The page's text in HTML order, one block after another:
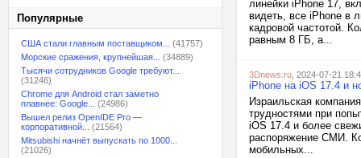
Популярные
США стали главным поставщиком...
(41757)
Морские сражения, крупнейшая...
(34889)
Тысячи сотрудников Google требуют...
(31246)
Chrome для Android стал заметно
плавнее: Google...
(24986)
Вышел релиз OpenIDE Pro —
корпоративной...
(21564)
Mitsubishi начнёт выпускать по 1000...
(21026)
линейки iPhone 17,
видеть, все iPhone в
кадровой частотой.
равным 8 ГБ, а...
3Dnews.ru , 2024-07-21
iPhone на iOS 17.4 и
Израильская
трудностями при
iOS 17.4 и более
распоряжение СМИ.
мобильных...